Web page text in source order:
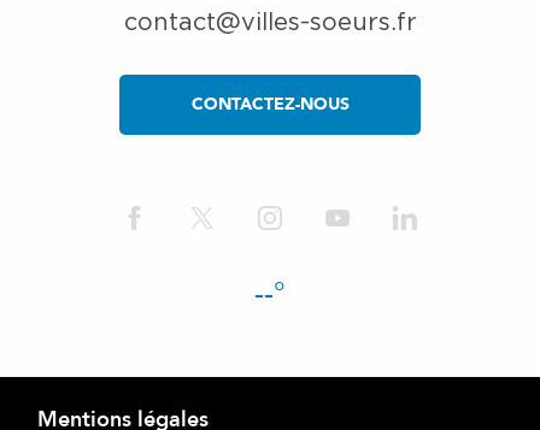
contact@villes-soeurs.fr
CONTACTEZ-NOUS
--°
Mentions légales